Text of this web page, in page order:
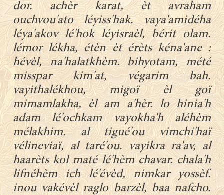
dor. achèr karat, èt avraham
ouchvou'ato léyiss'hak. vaya'amidéha
léya'akov lé'hok léyisraèl, bérit olam.
lémor lékha, étèn èt érèts kéna'ane :
hévèl, na'halatkhèm. bihyotam, mété
misspar kim'at, végarim bah.
vayithalékhou, migoï èl goï
mimamlakha, èl am a'hèr. lo hinia'h
adam lé'ochkam vayokha'h aléhèm
mélakhim. al tigué'ou vimchi'haï
vélineviaï, al taré'ou. vayikra ra'av, al
haarèts kol maté lé'hèm chavar. chala'h
lifnéhèm ich lé'évèd, nimkar yossèf.
inou vakévèl raglo barzèl, baa nafcho.